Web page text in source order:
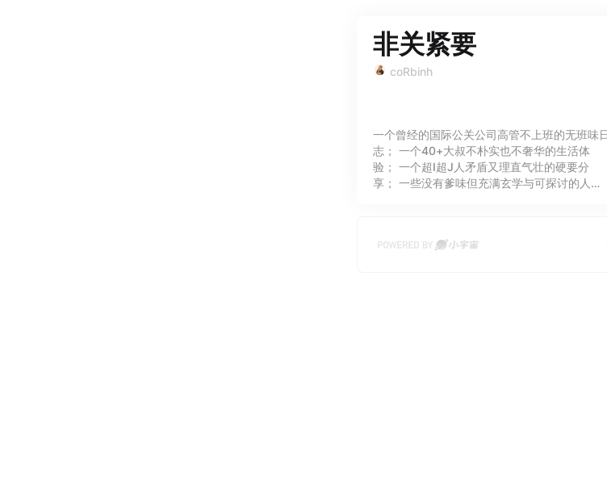
非关紧要
coRbinh
一个曾经的国际公关公司高管不上班的无班味
志； 一个40+大叔不朴实也不奢华的生活体
验； 一个超I超J人矛盾又理直气壮的硬要分
享； 一些没有爹味但充满玄学与可探讨的人生